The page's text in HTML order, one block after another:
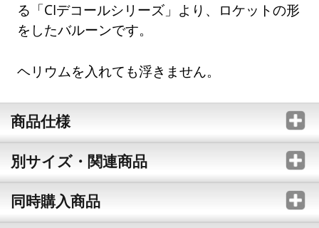
る「CIデコールシリーズ」より、ロケットの形
をしたバルーンです。
ヘリウムを入れても浮きません。
商品仕様
別サイズ・関連商品
同時購入商品